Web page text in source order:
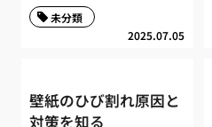
2025.07.05
未分類
壁紙のひび割れ原因と
対策を知る